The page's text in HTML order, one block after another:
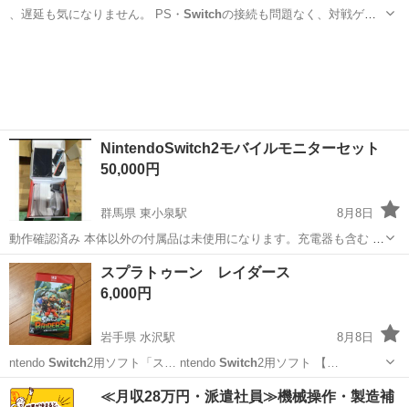
、遅延も気になりません。 PS・ Switchの接続も問題なく、対戦ゲー
NintendoSwitch2モバイルモニターセット
50,000円
群馬県 東小泉駅
8月8日
動作確認済み 本体以外の付属品は未使用になります。充電器も含む 本
体もテレビプレーしかしてないため傷などはありません。 保証期間は
過ぎてるため利用てまきません。 使用頻度は週に１度プレーする程度
です。 おまけに15.6...
群馬 邑楽郡 東小泉駅 テレビゲーム
スプラトゥーン レイダース
6,000円
岩手県 水沢駅
8月8日
ntendo Switch2用ソフト「ス… ntendo Switch2用ソフト 【…
岩手 奥州市 水沢駅 テレビゲーム レイダース
≪月収28万円・派遣社員≫機械操作・製造補